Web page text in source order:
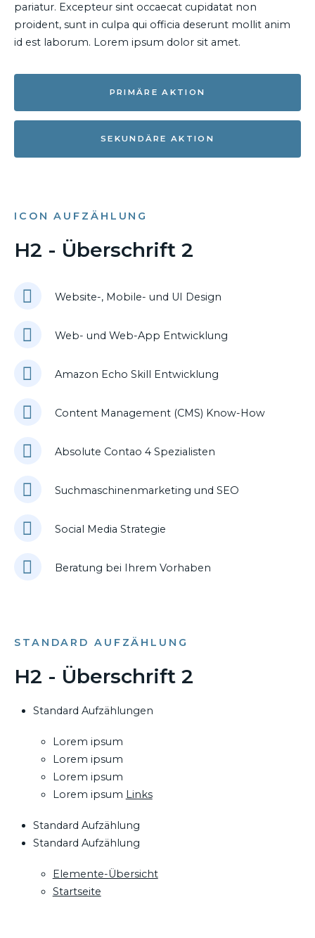
pariatur. Excepteur sint occaecat cupidatat non
proident, sunt in culpa qui officia deserunt mollit anim
id est laborum. Lorem ipsum dolor sit amet.
PRIMÄRE AKTION
SEKUNDÄRE AKTION
ICON AUFZÄHLUNG
H2 - Überschrift 2
Website-, Mobile- und UI Design
Web- und Web-App Entwicklung
Amazon Echo Skill Entwicklung
Content Management (CMS) Know-How
Absolute Contao 4 Spezialisten
Suchmaschinenmarketing und SEO
Social Media Strategie
Beratung bei Ihrem Vorhaben
STANDARD AUFZÄHLUNG
H2 - Überschrift 2
Standard Aufzählungen
Lorem ipsum
Lorem ipsum
Lorem ipsum
Lorem ipsum Links
Standard Aufzählung
Standard Aufzählung
Elemente-Übersicht
Startseite